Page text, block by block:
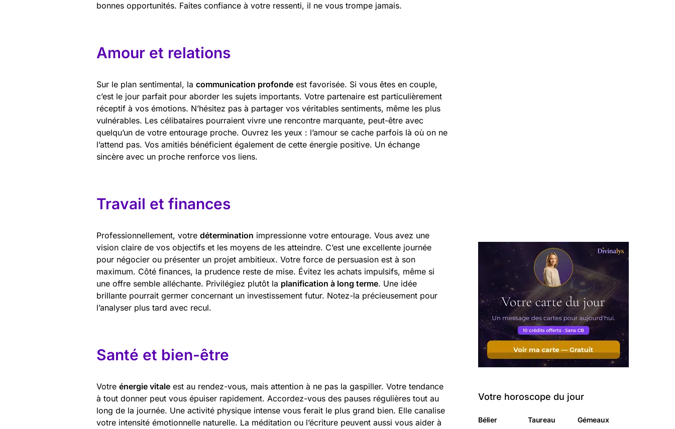
bonnes opportunités. Faites confiance à votre ressenti, il ne vous trompe jamais.
Amour et relations
Sur le plan sentimental, la communication profonde est favorisée. Si vous êtes en couple,
c’est le jour parfait pour aborder les sujets importants. Votre partenaire est particulièrement
réceptif à vos émotions. N’hésitez pas à partager vos véritables sentiments, même les plus
vulnérables. Les célibataires pourraient vivre une rencontre marquante, peut-être avec
quelqu’un de votre entourage proche. Ouvrez les yeux : l’amour se cache parfois là où on ne
l’attend pas. Vos amitiés bénéficient également de cette énergie positive. Un échange
sincère avec un proche renforce vos liens.
Travail et finances
Professionnellement, votre détermination impressionne votre entourage. Vous avez une
vision claire de vos objectifs et les moyens de les atteindre. C’est une excellente journée
pour négocier ou présenter un projet ambitieux. Votre force de persuasion est à son
maximum. Côté finances, la prudence reste de mise. Évitez les achats impulsifs, même si
une offre semble alléchante. Privilégiez plutôt la planification à long terme. Une idée
brillante pourrait germer concernant un investissement futur. Notez-la précieusement pour
l’analyser plus tard avec recul.
Santé et bien-être
Votre énergie vitale est au rendez-vous, mais attention à ne pas la gaspiller. Votre tendance
à tout donner peut vous épuiser rapidement. Accordez-vous des pauses régulières tout au
long de la journée. Une activité physique intense vous ferait le plus grand bien. Elle canalise
votre intensité émotionnelle naturelle. La méditation ou l’écriture peuvent aussi vous aider à
Votre horoscope du jour
Bélier Taureau Gémeaux